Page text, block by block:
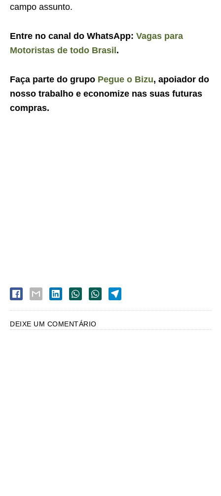
campo assunto.
Entre no canal do WhatsApp: Vagas para
Motoristas de todo Brasil.
Faça parte do grupo Pegue o Bizu, apoiador do
nosso trabalho e economize nas suas futuras
compras.
DEIXE UM COMENTÁRIO